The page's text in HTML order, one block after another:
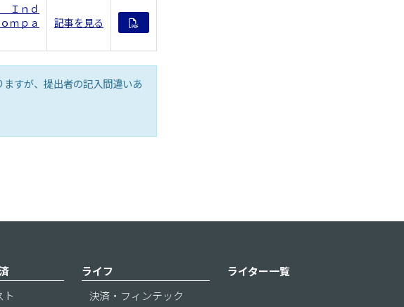
Ｉｎｄ
ｍｐａ
記事を見る
すが、提出者の記入間違いあ
ト
ライフ
決済・フィンテック
ライター一覧